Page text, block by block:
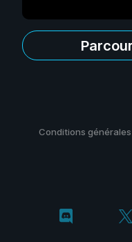
Conditions générales